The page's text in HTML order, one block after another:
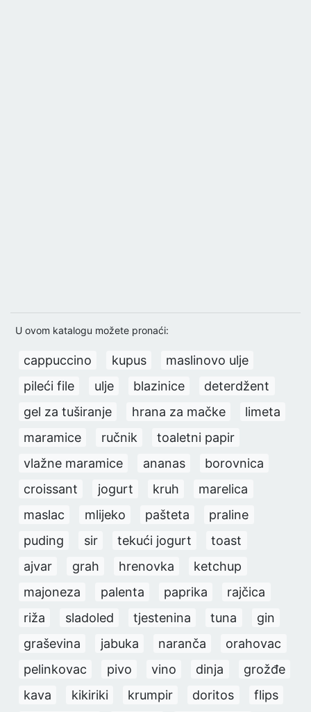
U ovom katalogu možete pronaći:
cappuccino kupus
maslinovo ulje
pileći file
ulje blazinice
deterdžent
gel za tuširanje
hrana za mačke
limeta
maramice
ručnik
toaletni papir
vlažne maramice
ananas
borovnica
croissant
jogurt kruh
marelica
maslac
mlijeko pašteta
praline
puding
sir tekući jogurt
toast
ajvar
grah hrenovka
ketchup
majoneza
palenta paprika
rajčica
riža
sladoled tjestenina tuna
gin
graševina
jabuka naranča
orahovac
pelinkovac
pivo vino dinja
grožđe
kava
kikiriki krumpir doritos
flips